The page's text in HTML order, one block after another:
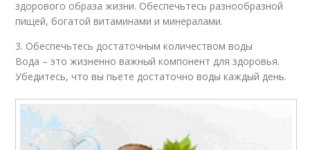
здорового образа жизни. Обеспечьтесь разнообразной
пищей, богатой витаминами и минералами.
3. Обеспечьтесь достаточным количеством воды
Вода – это жизненно важный компонент для здоровья.
Убедитесь, что вы пьете достаточно воды каждый день.